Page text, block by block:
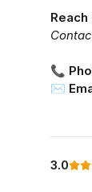
📞
✉️
3.0